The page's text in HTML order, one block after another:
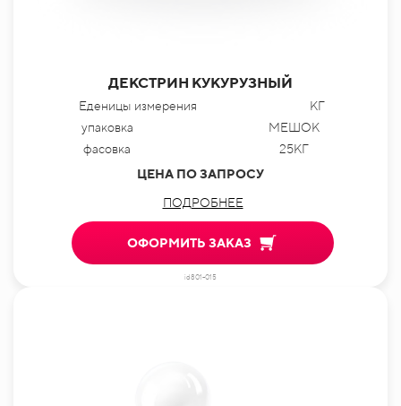
ДЕКСТРИН КУКУРУЗНЫЙ
Еденицы измерения
КГ
упаковка
МЕШОК
фасовка
25КГ
ЦЕНА ПО ЗАПРОСУ
ПОДРОБНЕЕ
ОФОРМИТЬ ЗАКАЗ
id801-015